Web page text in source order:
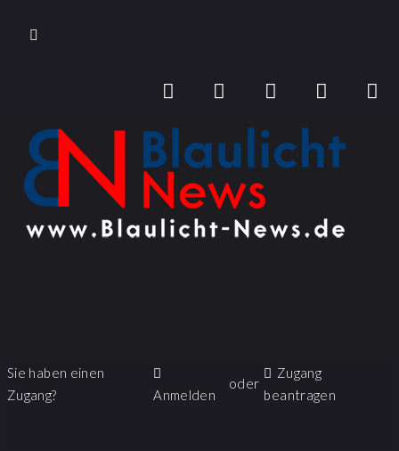
Sie haben einen
Zugang?
Anmelden
oder
Zugang
beantragen